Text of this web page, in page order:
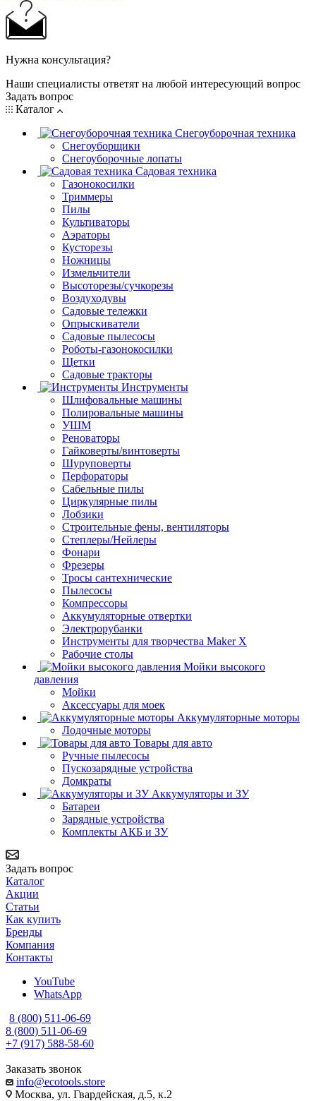
Нужна консультация?
Наши специалисты ответят на любой интересующий вопрос
Задать вопрос
Каталог
Снегоуборочная техника
Снегоуборщики
Снегоуборочные лопаты
Садовая техника
Газонокосилки
Триммеры
Пилы
Культиваторы
Аэраторы
Кусторезы
Ножницы
Измельчители
Высоторезы/сучкорезы
Воздуходувы
Садовые тележки
Опрыскиватели
Садовые пылесосы
Роботы-газонокосилки
Щетки
Садовые тракторы
Инструменты
Шлифовальные машины
Полировальные машины
УШМ
Реноваторы
Гайковерты/винтоверты
Шуруповерты
Перфораторы
Сабельные пилы
Циркулярные пилы
Лобзики
Строительные фены, вентиляторы
Степлеры/Нейлеры
Фонари
Фрезеры
Тросы сантехнические
Пылесосы
Компрессоры
Аккумуляторные отвертки
Электрорубанки
Инструменты для творчества Maker X
Рабочие столы
Мойки высокого
давления
Мойки
Аксессуары для моек
Аккумуляторные моторы
Лодочные моторы
Товары для авто
Ручные пылесосы
Пускозарядные устройства
Домкраты
Аккумуляторы и ЗУ
Батареи
Зарядные устройства
Комплекты АКБ и ЗУ
Задать вопрос
Каталог
Акции
Статьи
Как купить
Бренды
Компания
Контакты
YouTube
WhatsApp
8 (800) 511-06-69
8 (800) 511-06-69
+7 (917) 588-58-60
Заказать звонок
info@ecotools.store
Москва, ул. Гвардейская, д.5, к.2